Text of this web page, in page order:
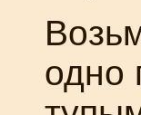
одно